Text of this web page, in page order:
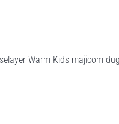
Warm Kids majicom